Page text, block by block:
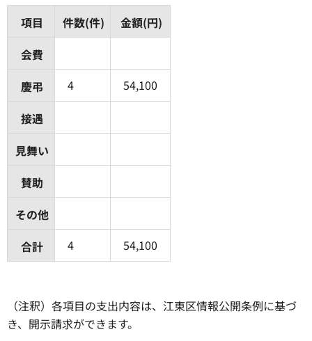
項目 件数(件)
金額(円)
会費
慶弔
4
54,100
接遇
見舞い
賛助
その他
合計
4 54,100
（注釈）各項目の支出内容は、江東区情報公開条例に基づ
き、開示請求ができます。